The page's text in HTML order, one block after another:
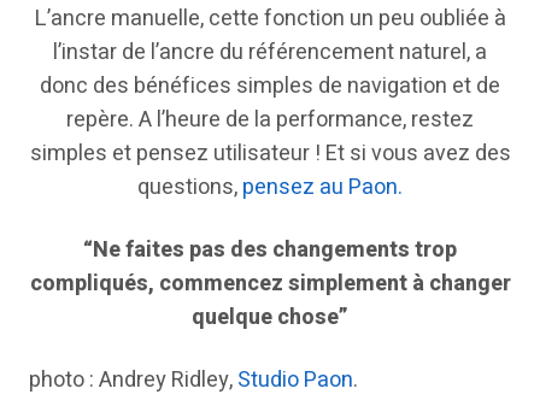
L’ancre manuelle, cette fonction un peu oubliée à
l’instar de l’ancre du référencement naturel, a
donc des bénéfices simples de navigation et de
repère. A l’heure de la performance, restez
simples et pensez utilisateur ! Et si vous avez des
questions,pensez au Paon.
“Ne faites pas des changements trop
compliqués, commencez simplement à changer
quelque chose”
photo : Andrey Ridley,Studio Paon.